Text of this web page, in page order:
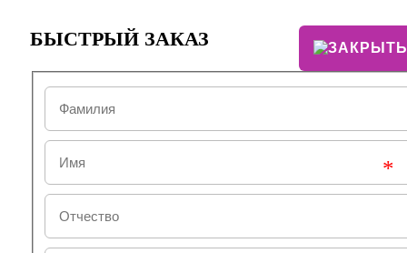
БЫСТРЫЙ ЗАКАЗ